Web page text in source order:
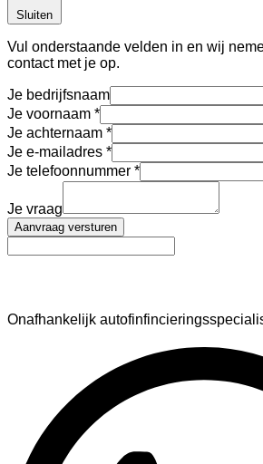
Sluiten
Vul onderstaande velden in en wij
contact met je op.
Je bedrijfsnaam
Je voornaam
Je achternaam
Je e-mailadres
Je telefoonnummer
Je vraag
Aanvraag versturen
Onafhankelijk